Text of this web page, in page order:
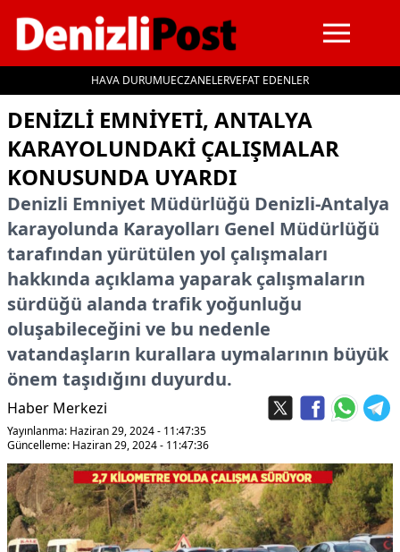
HAVA DURUMUECZANELERVEFAT EDENLER
İçeriğe geç
DENIZLI EMNIYETI, ANTALYA
KARAYOLUNDAKI ÇALIŞMALAR
KONUSUNDA UYARDI
Denizli Emniyet Müdürlüğü Denizli-Antalya
karayolunda Karayolları Genel Müdürlüğü
tarafından yürütülen yol çalışmaları
hakkında açıklama yaparak çalışmaların
sürdüğü alanda trafik yoğunluğu
oluşabileceğini ve bu nedenle
vatandaşların kurallara uymalarının büyük
önem taşıdığını duyurdu.
Haber Merkezi
Yayınlanma: Haziran 29, 2024 - 11:47:35
Güncelleme: Haziran 29, 2024 - 11:47:36